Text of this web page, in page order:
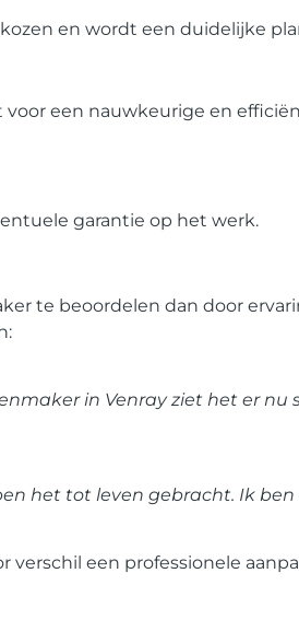
en wordt een duidelijke
een nauwkeurige en
garantie op het werk.
te beoordelen dan door
in Venray ziet het er nu
het tot leven gebracht. Ik
verschil een professionele